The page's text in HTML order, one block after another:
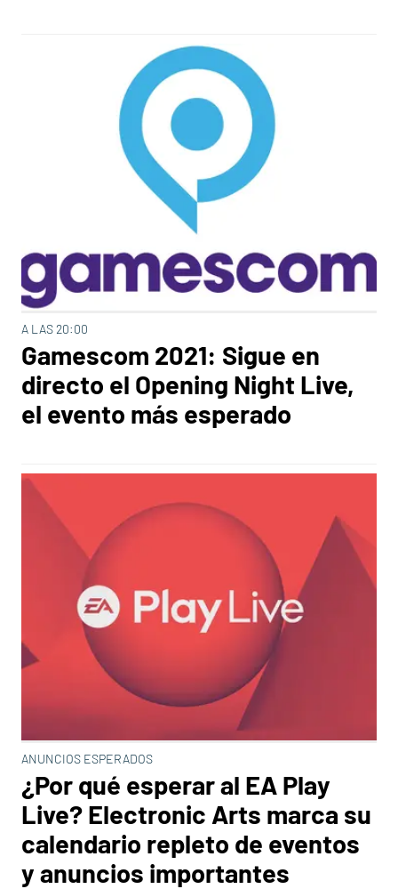
A LAS 20:00
Gamescom 2021: Sigue en
directo el Opening Night Live,
el evento más esperado
ANUNCIOS ESPERADOS
¿Por qué esperar al EA Play
Live? Electronic Arts marca su
calendario repleto de eventos
y anuncios importantes